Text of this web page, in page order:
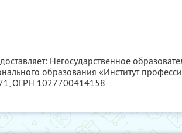
Негосударственное
образования «Институт
, ОГРН 1027700414158